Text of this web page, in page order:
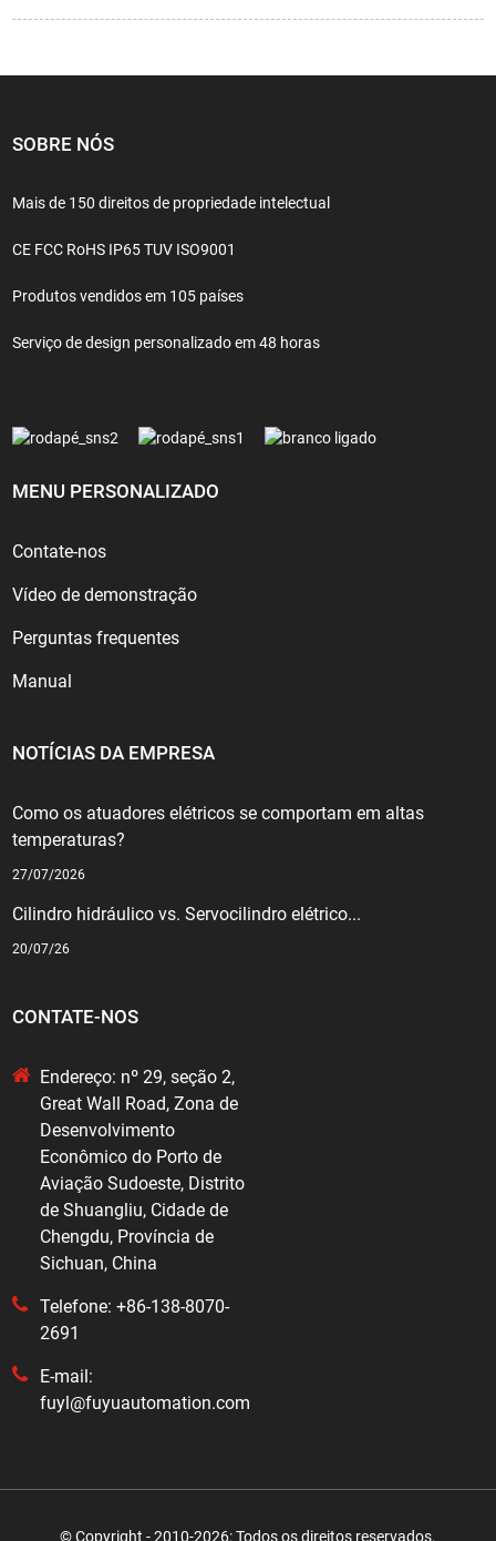
SOBRE NÓS
Mais de 150 direitos de propriedade intelectual
CE FCC RoHS IP65 TUV ISO9001
Produtos vendidos em 105 países
Serviço de design personalizado em 48 horas
MENU PERSONALIZADO
Contate-nos
Vídeo de demonstração
Perguntas frequentes
Manual
NOTÍCIAS DA EMPRESA
Como os atuadores elétricos se comportam em altas
temperaturas?
27/07/2026
Cilindro hidráulico vs. Servocilindro elétrico...
20/07/26
CONTATE-NOS
Endereço: nº 29, seção 2,
Great Wall Road, Zona de
Desenvolvimento
Econômico do Porto de
Aviação Sudoeste, Distrito
de Shuangliu, Cidade de
Chengdu, Província de
Sichuan, China
Telefone: +86-138-8070-
2691
E-mail:
fuyl@fuyuautomation.com
© Copyright - 2010-2026: Todos os direitos reservados.